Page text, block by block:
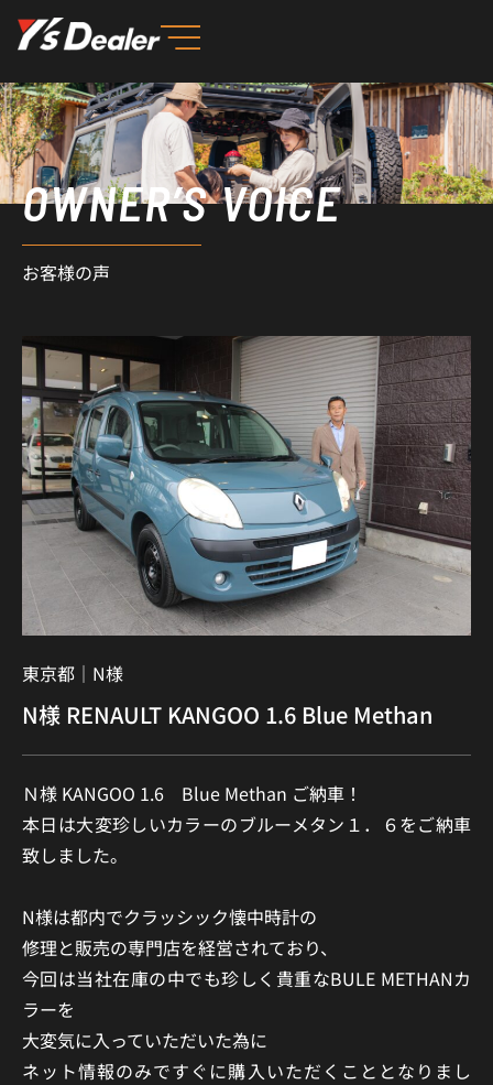
を
ス
キ
ッ
プ OWNER’S VOICE
お客様の声
東京都｜ N様
N様 RENAULT KANGOO 1.6 Blue Methan
Ｎ様 KANGOO 1.6 Blue Methan ご納車！
本日は大変珍しいカラーのブルーメタン１．６をご納車
致しました。
N様は都内でクラッシック懐中時計の
修理と販売の専門店を経営されており、
今回は当社在庫の中でも珍しく貴重なBULE METHANカ
ラーを
大変気に入っていただいた為に
ネット情報のみですぐに購入いただくこととなりまし